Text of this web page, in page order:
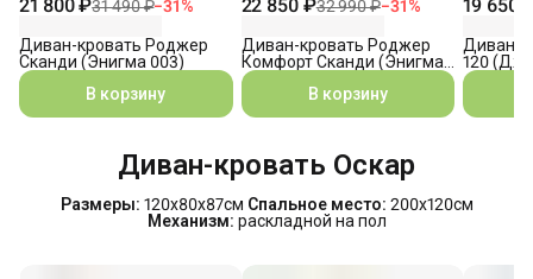
21 800 ₽31 490 ₽−31%
Диван-кровать Роджер
Сканди (Энигма 003)
В корзину
22 850 ₽32 990 ₽−31%
Диван-кровать Роджер
Комфорт Сканди (Энигма
003)
В корзину
19 650
Диван-
120
Диван-кровать Оскар
Размеры: 120х80х87см Спальное место: 200х120см
Механизм: раскладной на пол